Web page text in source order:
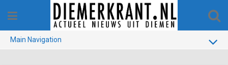
content
Main Navigation